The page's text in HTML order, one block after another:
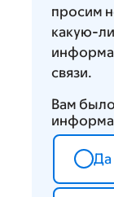
просим
какую-
связи.
Вам
Да